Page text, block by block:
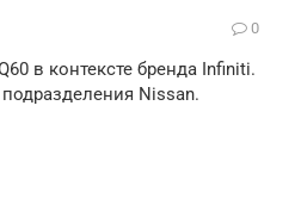
0
в контексте бренда Infiniti.
Nissan.